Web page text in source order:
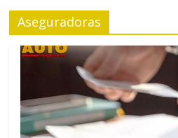
Aseguradoras